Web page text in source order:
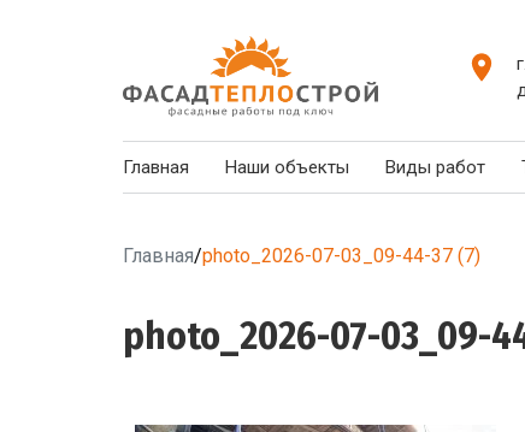
Главная Наши объекты Виды работ
Главная/photo_2026-07-03_09-44-37 (7)
photo_2026-07-03_09-